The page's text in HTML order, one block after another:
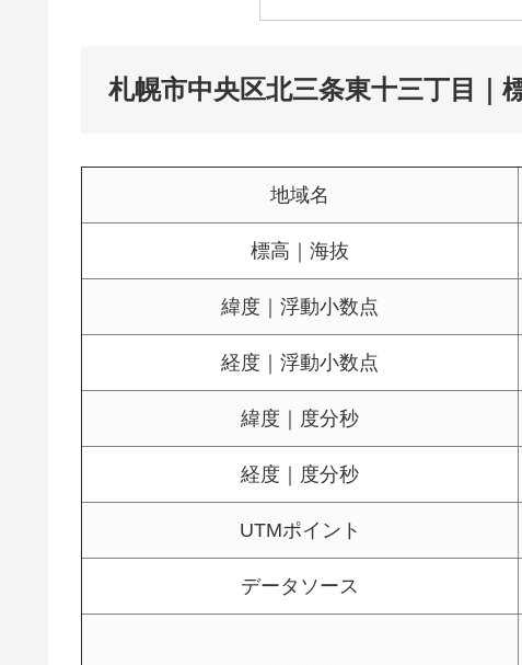
札幌市中央区北三条東十三丁目｜
地域名
標高｜海抜
緯度｜浮動小数点
経度｜浮動小数点
緯度｜度分秒
経度｜度分秒
UTMポイント
データソース